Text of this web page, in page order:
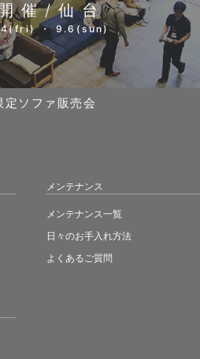
催/仙台
・ 9.6(sun)
定ソファ販売会
メンテナンス
メンテナンス一覧
日々のお手入れ方法
よくあるご質問